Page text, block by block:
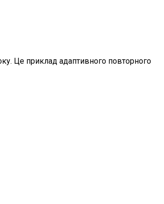
Це приклад адаптивного повторного